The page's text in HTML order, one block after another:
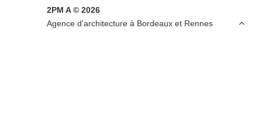
2PM A © 2026
Agence d'architecture à Bordeaux et Rennes
